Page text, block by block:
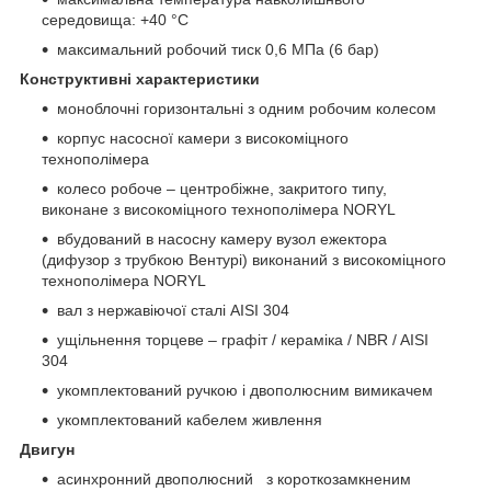
середовища: +40 °С
максимальний робочий тиск 0,6 МПа (6 бар)
Конструктивні характеристики
моноблочні горизонтальні з одним робочим колесом
корпус насосної камери з високоміцного
технополімера
колесо робоче – центробіжне, закритого типу,
виконане з високоміцного технополімера NORYL
вбудований в насосну камеру вузол ежектора
(дифузор з трубкою Вентурі) виконаний з високоміцного
технополімера NORYL
вал з нержавіючої сталі AISI 304
ущільнення торцеве – графіт / кераміка / NBR / AISI
304
укомплектований ручкою і двополюсним вимикачем
укомплектований кабелем живлення
Двигун
асинхронний двополюсний з короткозамкненим